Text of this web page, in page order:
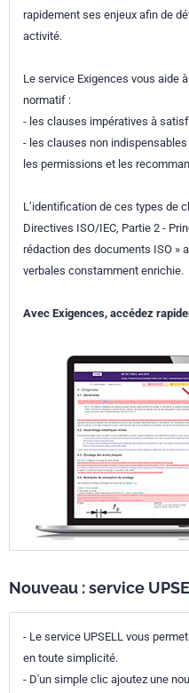
rapidement ses enjeux afin de
activité.
Le service Exigences vous aide
normatif :
- les clauses impératives à
- les clauses non
les permissions et les
L’identification de ces types de
Directives ISO/IEC, Partie 2 -
rédaction des documents ISO »
verbales constamment enrichie.
Avec Exigences, accédez
Nouveau : service
- Le service UPSELL vous
en toute simplicité.
- D'un simple clic ajoutez une